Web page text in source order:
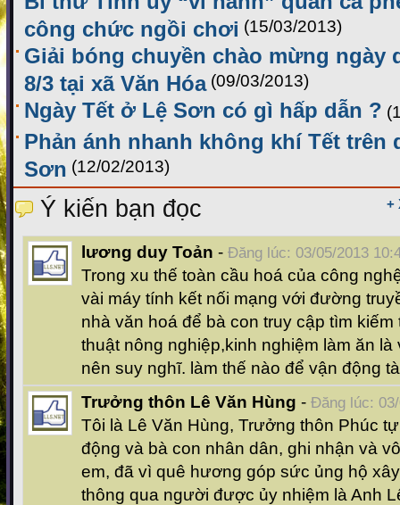
công chức ngồi chơi (15/03/2013)
Giải bóng chuyền chào mừng ngày
8/3 tại xã Văn Hóa (09/03/2013)
Ngày Tết ở Lệ Sơn có gì hấp dẫn ?
Phản ánh nhanh không khí Tết trên
Sơn (12/02/2013)
+
Ý kiến bạn đọc
lương duy Toản - Đăng lúc: 03/05/2013
Trong xu thế toàn cầu hoá của công
vài máy tính kết nối mạng với đường
nhà văn hoá để bà con truy cập tìm
thuật nông nghiệp,kinh nghiệm làm ăn
nên suy nghĩ. làm thế nào để vận động
Trưởng thôn Lê Văn Hùng - Đăng lúc:
Tôi là Lê Văn Hùng, Trưởng thôn Phúc
động và bà con nhân dân, ghi nhận và
em, đã vì quê hương góp sức ủng hộ
thông qua người được ủy nhiệm là Anh